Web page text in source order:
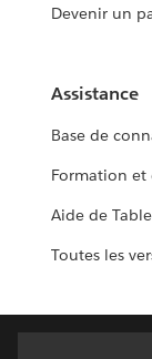
Devenir un
Assistance
Base de
Formation
Aide de
Toutes les